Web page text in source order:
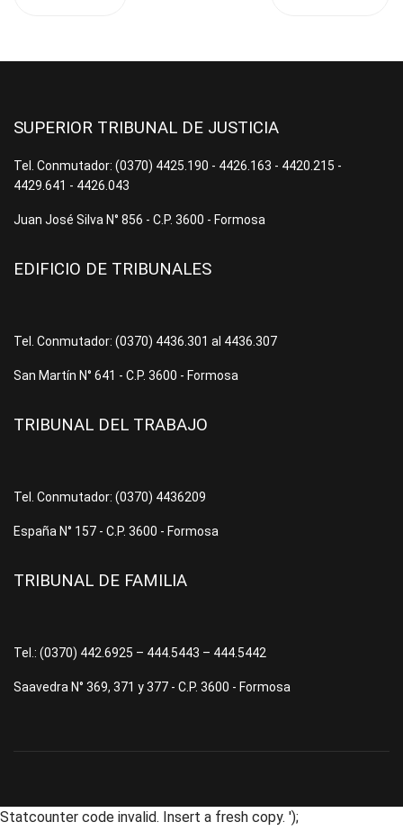
SUPERIOR TRIBUNAL DE JUSTICIA
Tel. Conmutador: (0370) 4425.190 - 4426.163 - 4420.215 -
4429.641 - 4426.043
Juan José Silva N° 856 - C.P. 3600 - Formosa
EDIFICIO DE TRIBUNALES
Tel. Conmutador: (0370) 4436.301 al 4436.307
San Martín N° 641 - C.P. 3600 - Formosa
TRIBUNAL DEL TRABAJO
Tel. Conmutador: (0370) 4436209
España N° 157 - C.P. 3600 - Formosa
TRIBUNAL DE FAMILIA
Tel.: (0370) 442.6925 – 444.5443 – 444.5442
Saavedra N° 369, 371 y 377 - C.P. 3600 - Formosa
Statcounter code invalid. Insert a fresh copy. ');